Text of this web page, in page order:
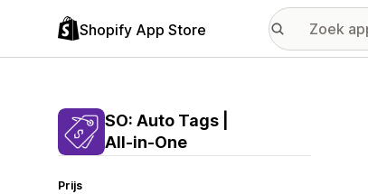
Shopify App Store
SO: Auto Tags |
All‑in‑One
Prijs